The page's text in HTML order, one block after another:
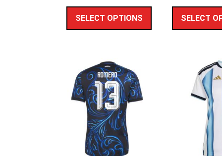
SELECT OPTIONS SELECT